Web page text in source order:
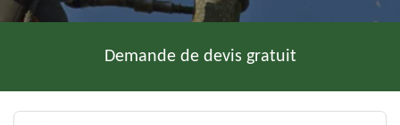
Demande de devis gratuit